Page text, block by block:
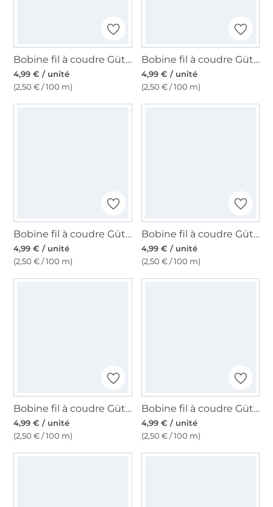
Bobine fil à coudre Gütermann 200m polyester, (861) vert olive
4,99 € / unité
(2,50 € / 100 m)
Bobine fil à coudre Gütermann 200m polyester, (929), turquoise pâle
4,99 € / unité
(2,50 € / 100 m)
Bobine fil à coudre Gütermann 200m polyester, (913) vert avocat
4,99 € / unité
(2,50 € / 100 m)
Bobine fil à coudre Gütermann 200m polyester, (131) sable
4,99 € / unité
(2,50 € / 100 m)
Bobine fil à coudre Gütermann 200m polyester, (158) lilas pastel
4,99 € / unité
(2,50 € / 100 m)
Bobine fil à coudre Gütermann 200m polyester, (382) rose vif
4,99 € / unité
(2,50 € / 100 m)